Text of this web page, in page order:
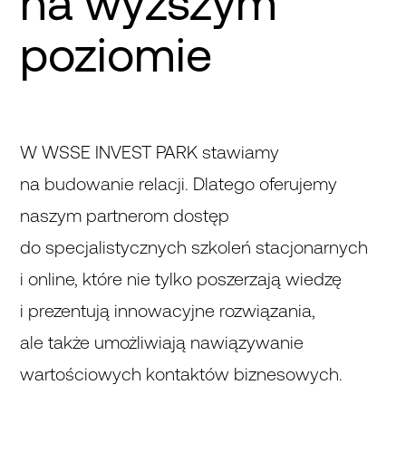
poziomie
W WSSE INVEST PARK stawiamy
na budowanie relacji. Dlatego oferujemy
naszym partnerom dostęp
do specjalistycznych szkoleń stacjonarnych
i online, które nie tylko poszerzają wiedzę
i prezentują innowacyjne rozwiązania,
ale także umożliwiają nawiązywanie
wartościowych kontaktów biznesowych.